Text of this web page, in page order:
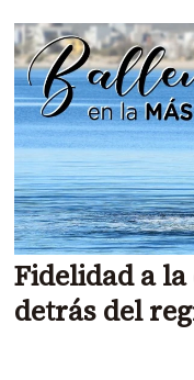
Fidelidad a
detrás del